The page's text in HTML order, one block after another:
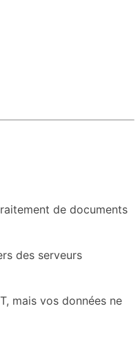
de documents
des serveurs
mais vos données ne